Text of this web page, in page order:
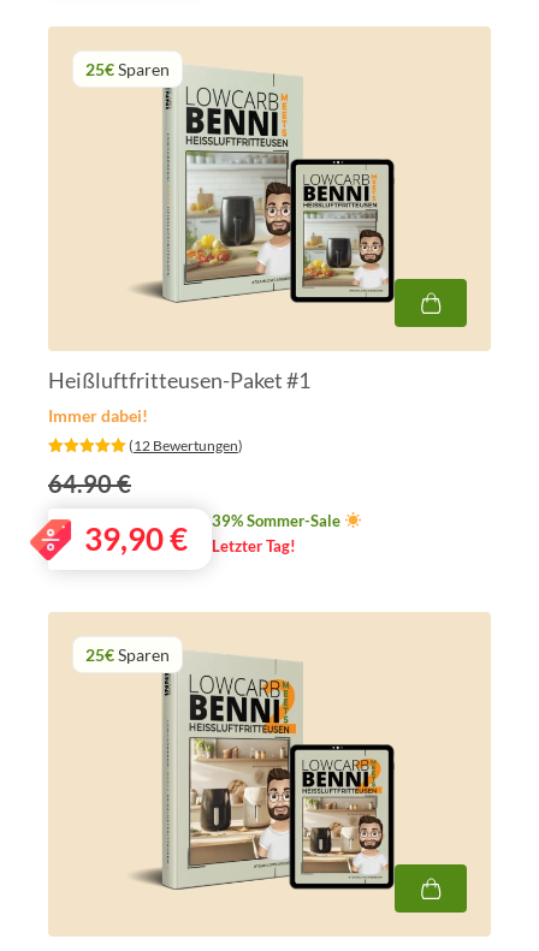
25€Sparen
Heißluftfritteusen-Paket #1
Immer dabei!
‎ (12 Bewertungen)
64.90 €
39,90€
39% Sommer-Sale
Letzter Tag!
25€Sparen